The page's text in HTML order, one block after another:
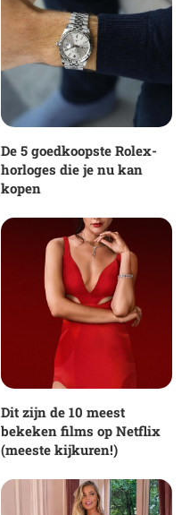
De 5 goedkoopste Rolex-
horloges die je nu kan
kopen
Dit zijn de 10 meest
bekeken films op Netflix
(meeste kijkuren!)